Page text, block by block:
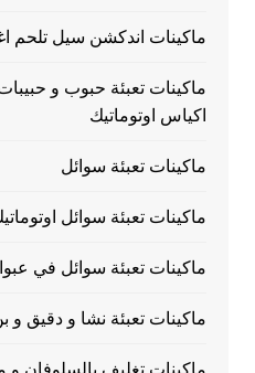
ماكينات اندكشن سيل تلحم
ماكينات تعبئة حبوب و
اكياس اوتوماتيك
ماكينات تعبئة سوائل
ماكينات تعبئة سوائل
ماكينات تعبئة سوائل في
ماكينات تعبئة نشا و دقيق و
ماكينات تغليف بالسلوفان و